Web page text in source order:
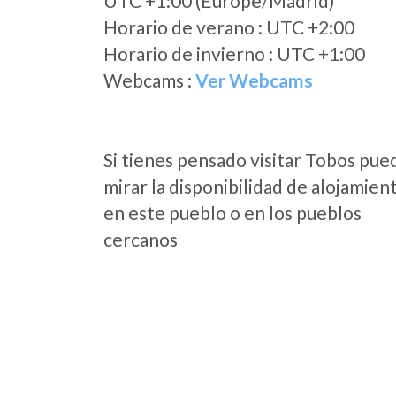
Horario de verano : UTC +2:00
Horario de invierno : UTC +1:00
Webcams : Ver Webcams
Si tienes pensado visitar Tobos
mirar la disponibilidad de
en este pueblo o en los pueblos
cercanos